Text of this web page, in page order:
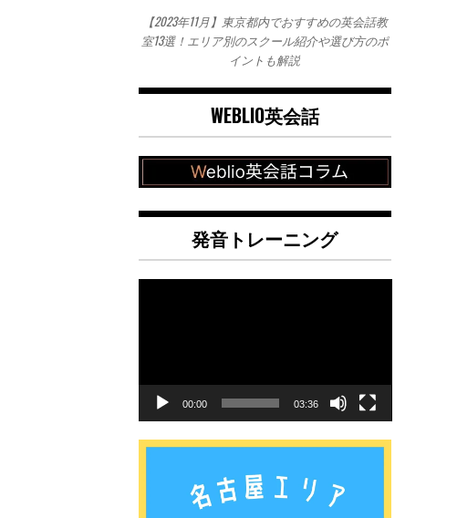
【2023年11月】東京都内でおすすめの英会話教
室13選！エリア別のスクール紹介や選び方のポ
イントも解説
WEBLIO英会話
発音トレーニング
ー
ー
00:00 03:36